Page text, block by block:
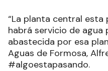
“La planta central
habrá servicio de agua
abastecida por esa
Aguas de Formosa,
#algoestapasando.